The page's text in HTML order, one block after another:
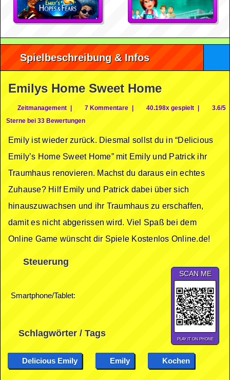
Spielbeschreibung & Infos
Emilys Home Sweet Home
Zeitmanagement | 7 Kommentare | 40.198x gespielt |
3.6/5
Sterne bei 33 Bewertungen
Emily ist wieder zurück. Diesmal sollst du in “Delicious
Emily’s Home Sweet Home” mit Emily und Patrick ihr
Traumhaus renovieren. Machst du daraus ein echtes
Zuhause? Hilf Emily und Patrick dabei über sich
hinauszuwachsen und ihr Traumhaus zu erschaffen,
damit es nicht abgerissen wird. Viel Spaß bei dem
Online Game wünscht dir Spiele Kostenlos Online.de!
Steuerung
Smartphone/Tablet:
SCAN ME
PLAY IT ON PHONE
Schlagwörter / Tags
Delicious Emily Emily Kochen